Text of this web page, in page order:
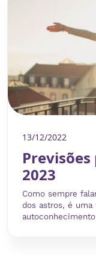
13/12/2022
2023
Como sempre
dos astros, é